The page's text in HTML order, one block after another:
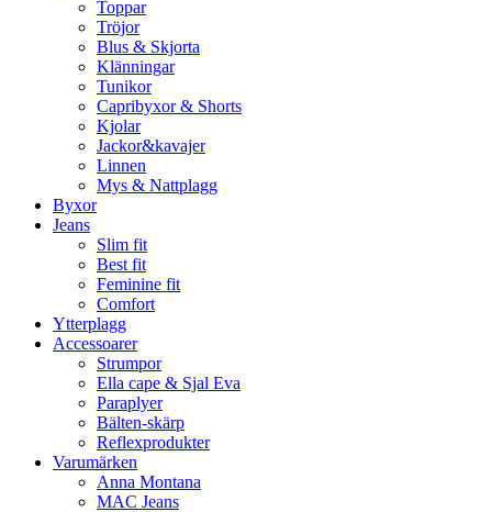
Toppar
Tröjor
Blus & Skjorta
Klänningar
Tunikor
Capribyxor & Shorts
Kjolar
Jackor&kavajer
Linnen
Mys & Nattplagg
Byxor
Jeans
Slim fit
Best fit
Feminine fit
Comfort
Ytterplagg
Accessoarer
Strumpor
Ella cape & Sjal Eva
Paraplyer
Bälten-skärp
Reflexprodukter
Varumärken
Anna Montana
MAC Jeans